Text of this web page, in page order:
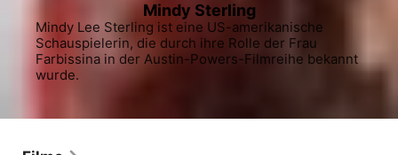
Mindy Sterling
Mindy Lee Sterling ist eine US-amerikanische
Schauspielerin, die durch ihre Rolle der Frau
Farbissina in der Austin-Powers-Filmreihe bekannt
wurde.